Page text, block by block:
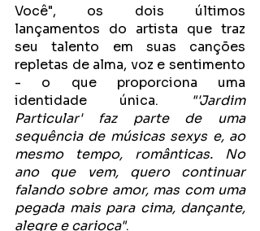
Você", os dois últimos
lançamentos do artista que traz
seu talento em suas canções
repletas de alma, voz e sentimento
- o que proporciona uma
identidade única.
"'Jardim
Particular' faz parte de uma
sequência de músicas sexys e, ao
mesmo tempo, românticas. No
ano que vem, quero continuar
falando sobre amor, mas com uma
pegada mais para cima, dançante,
alegre e carioca".